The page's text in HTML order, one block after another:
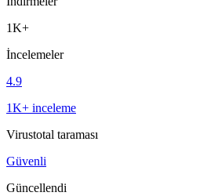
1K+
İncelemeler
4.9
1K+ inceleme
Virustotal taraması
Güvenli
Güncellendi